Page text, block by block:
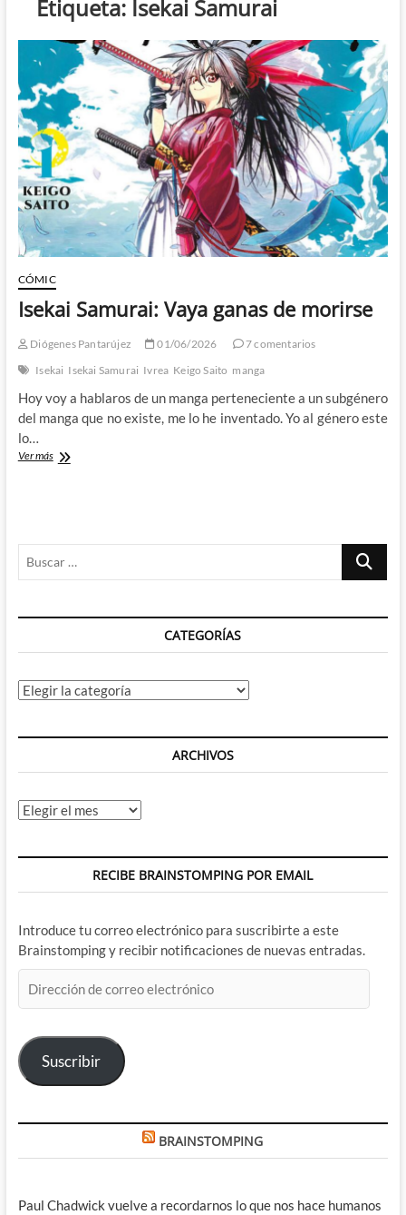
Etiqueta: Isekai Samurai
CÓMIC
Isekai Samurai: Vaya ganas de morirse
Diógenes Pantarújez 01/06/2026
7 comentarios
Isekai Isekai Samurai Ivrea Keigo Saito manga
Hoy voy a hablaros de un manga perteneciente a un subgénero
del manga que no existe, me lo he inventado. Yo al género este
lo…
Ver másIsekai
Buscar
CATEGORÍAS
Categorías
ARCHIVOS
Archivos
RECIBE BRAINSTOMPING POR EMAIL
Introduce tu correo electrónico para suscribirte a este
Brainstomping y recibir notificaciones de nuevas entradas.
de
electrónico
Suscribir
BRAINSTOMPING
Paul Chadwick vuelve a recordarnos lo que nos hace humanos